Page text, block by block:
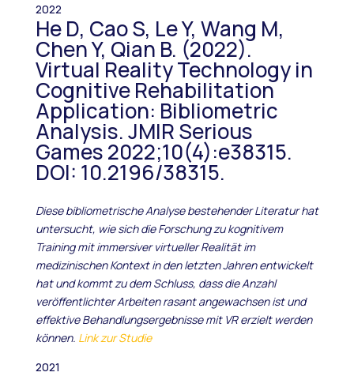
2022
He D, Cao S, Le Y, Wang M,
Chen Y, Qian B. (2022).
Virtual Reality Technology in
Cognitive Rehabilitation
Application: Bibliometric
Analysis. JMIR Serious
Games 2022;10(4):e38315.
DOI: 10.2196/38315.
Diese bibliometrische Analyse bestehender Literatur hat
untersucht, wie sich die Forschung zu kognitivem
Training mit immersiver virtueller Realität im
medizinischen Kontext in den letzten Jahren entwickelt
hat und kommt zu dem Schluss, dass die Anzahl
veröffentlichter Arbeiten rasant angewachsen ist und
effektive Behandlungsergebnisse mit VR erzielt werden
können. Link zur Studie
2021